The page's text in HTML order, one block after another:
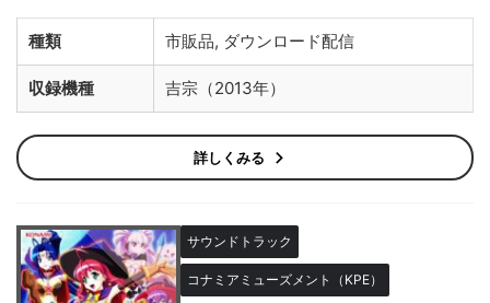
種類 市販品, ダウンロード配信
収録機種 吉宗（2013年）
詳しくみる
サウンドトラック
コナミアミューズメント（KPE）